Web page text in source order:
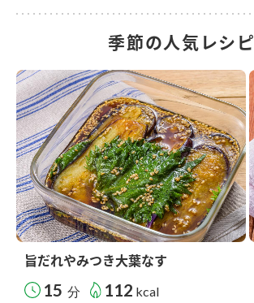
季節の人気レシピ
旨だれやみつき大葉なす
15 分 112 kcal